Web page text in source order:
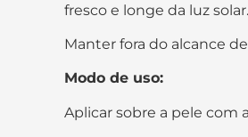
fresco e longe da luz solar.
Manter fora do alcance
Modo de uso:
Aplicar sobre a pele com